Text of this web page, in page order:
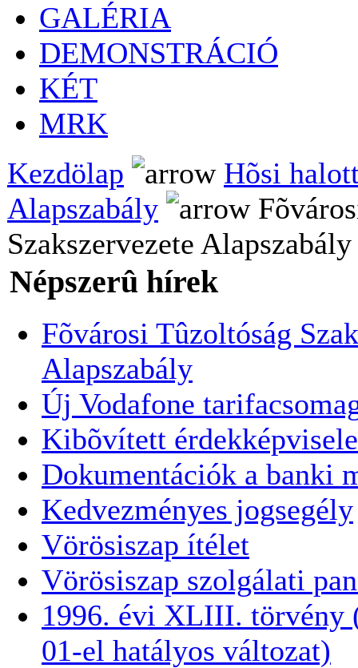
GALÉRIA
DEMONSTRÁCIÓ
KÉT
MRK
Kezdölap
Hõsi
Alapszabály
Szakszervezete Alapszabály
Népszerû hírek
Fõvárosi Tûzoltóság
Alapszabály
Új Vodafone
Kibõvített
Dokumentációk a banki
Kedvezményes jogsegély
Vörösiszap ítélet
Vörösiszap szolgálati
1996. évi XLIII. törvény
01-el hatályos változat)